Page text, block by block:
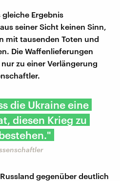
gleiche Ergebnis
seiner Sicht keinen Sinn,
mit tausenden Toten und
Die Waffenlieferungen
zu einer Verlängerung
die Ukraine eine
diesen Krieg zu
gegenüber deutlich